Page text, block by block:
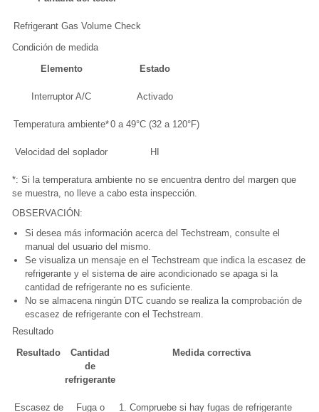
Refrigerant Gas Volume Check
Condición de medida
Elemento
Estado
Interruptor A/C Activado
Temperatura ambiente*0 a 49°C (32 a 120°F)
Velocidad del soplador HI
*: Si la temperatura ambiente no se encuentra dentro del margen que
se muestra, no lleve a cabo esta inspección.
OBSERVACIÓN:
Si desea más información acerca del Techstream, consulte el
manual del usuario del mismo.
Se visualiza un mensaje en el Techstream que indica la escasez de
refrigerante y el sistema de aire acondicionado se apaga si la
cantidad de refrigerante no es suficiente.
No se almacena ningún DTC cuando se realiza la comprobación de
escasez de refrigerante con el Techstream.
Resultado
Resultado
Cantidad
de
refrigerante
Medida correctiva
Escasez de
Fuga o
Compruebe si hay fugas de refrigerante